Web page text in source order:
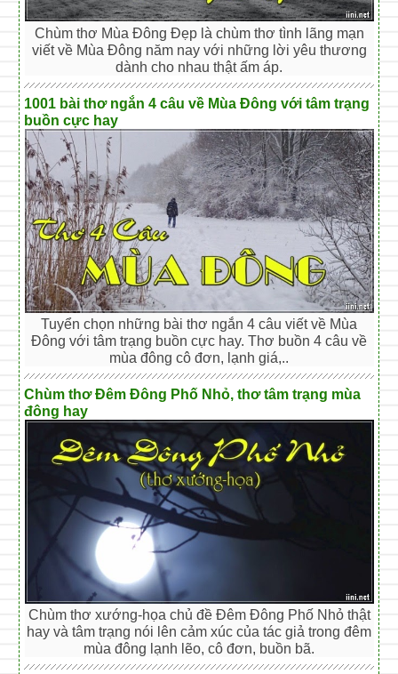
Chùm thơ Mùa Đông Đẹp là chùm thơ tình lãng mạn
viết về Mùa Đông năm nay với những lời yêu thương
dành cho nhau thật ấm áp.
1001 bài thơ ngắn 4 câu về Mùa Đông với tâm trạng
buồn cực hay
Tuyển chọn những bài thơ ngắn 4 câu viết về Mùa
Đông với tâm trạng buồn cực hay. Thơ buồn 4 câu về
mùa đông cô đơn, lạnh giá,..
Chùm thơ Đêm Đông Phố Nhỏ, thơ tâm trạng mùa
đông hay
Chùm thơ xướng-họa chủ đề Đêm Đông Phố Nhỏ thật
hay và tâm trạng nói lên cảm xúc của tác giả trong đêm
mùa đông lạnh lẽo, cô đơn, buồn bã.